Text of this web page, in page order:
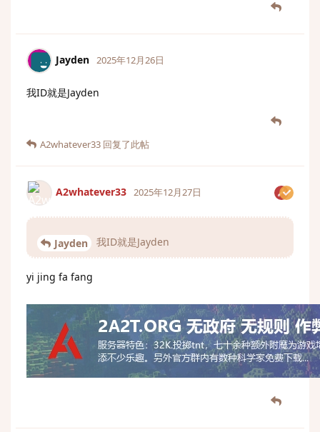
Jayden 2025年12月26日
我ID就是Jayden
A2whatever33 回复了此帖
A2whatever33 2025年12月27日
Jayden 我ID就是Jayden
yi jing fa fang